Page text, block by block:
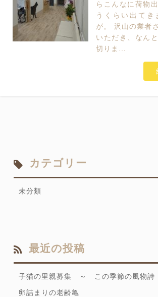
らこんなに荷物
うくらい出てき
が。 沢山の業者
いただき、なん
切りま…
カテゴリー
未分類
最近の投稿
子猫の里親募集 ～ この季節の風物
卵詰まりの老齢亀